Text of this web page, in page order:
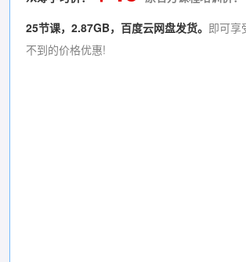
25节课，2.87GB，百度云网盘发货。 即可享
不到的价格优惠!